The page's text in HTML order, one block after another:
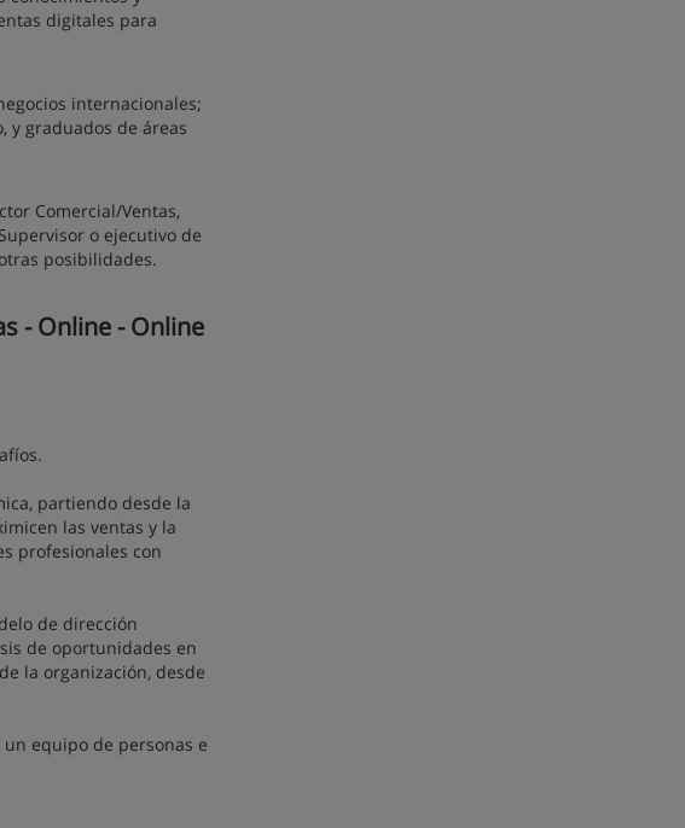
digitales para
internacionales;
y graduados de áreas
Comercial/Ventas,
o ejecutivo de
posibilidades.
- Online - Online
partiendo desde la
las ventas y la
profesionales con
de dirección
de oportunidades en
la organización, desde
equipo de personas e